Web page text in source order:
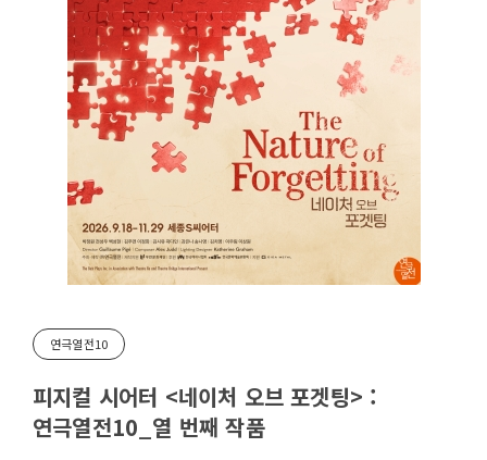
연극열전10
피지컬 시어터 <네이처 오브 포겟팅> :
연극열전10_열 번째 작품